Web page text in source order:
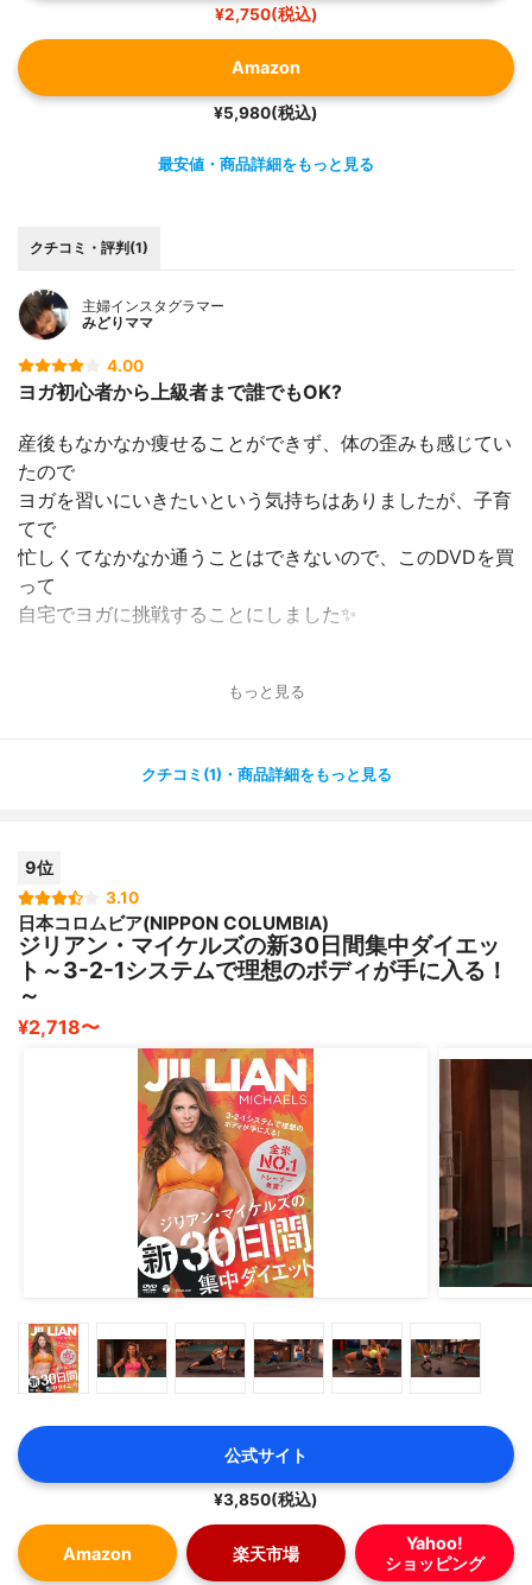
¥2,750(税込)
Amazon
¥5,980(税込)
最安値・商品詳細をもっと見る
クチコミ・評判(1)
主婦インスタグラマー
みどりママ
4.00
ヨガ初心者から上級者まで誰でもOK?
産後もなかなか痩せることができず、体の歪みも感じてい
たので
ヨガを習いにいきたいという気持ちはありましたが、子育
てで
忙しくてなかなか通うことはできないので、このDVDを買
って
自宅でヨガに挑戦することにしました✨
私はヨガ初心者ですが、3つのメニューがあるので、はじ
できました☺️
かなり難しいポーズもあるので、上級者の方にもおすすめ
の DVDです?
もっと見る
クチコミ(1)・商品詳細をもっと見る
9位
3.10
日本コロムビア(NIPPON COLUMBIA)
ジリアン・マイケルズの新30日間集中ダイエッ
ト～3-2-1システムで理想のボディが手に入る！
～
¥2,718〜
公式サイト
¥3,850(税込)
Amazon 楽天市場
Yahoo!
ショッピング